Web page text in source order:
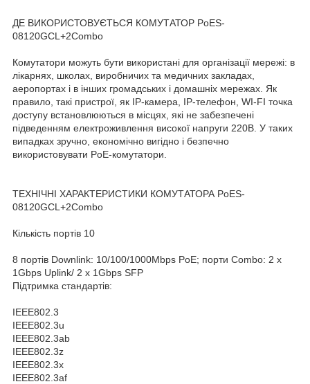
ДЕ ВИКОРИСТОВУЄТЬСЯ КОМУТАТОР PoES-
08120GCL+2Combo
Комутатори можуть бути використані для організації мережі: в
лікарнях, школах, виробничих та медичних закладах,
аеропортах і в інших громадських і домашніх мережах. Як
правило, такі пристрої, як IP-камера, IP-телефон, WI-FI точка
доступу встановлюються в місцях, які не забезпечені
підведенням електроживлення високої напруги 220В. У таких
випадках зручно, економічно вигідно і безпечно
використовувати PoE-комутатори.
ТЕХНІЧНІ ХАРАКТЕРИСТИКИ КОМУТАТОРА PoES-
08120GCL+2Combo
Кількість портів 10
8 портів Downlink: 10/100/1000Mbps PoE; порти Combo: 2 х
1Gbps Uplink/ 2 х 1Gbps SFP
Підтримка стандартів:
IEEE802.3
IEEE802.3u
IEEE802.3ab
IEEE802.3z
IEEE802.3x
IEEE802.3af